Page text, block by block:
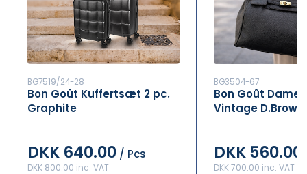
BG7519/24-28
Bon Goût Kuffertsæt 2 pc.
Graphite
DKK 640.00 / Pcs
DKK 800.00 inc. VAT
BG3504-67
Bon Goût
Vintage D.Brown
DKK 560.00
DKK 700.00 inc. VAT